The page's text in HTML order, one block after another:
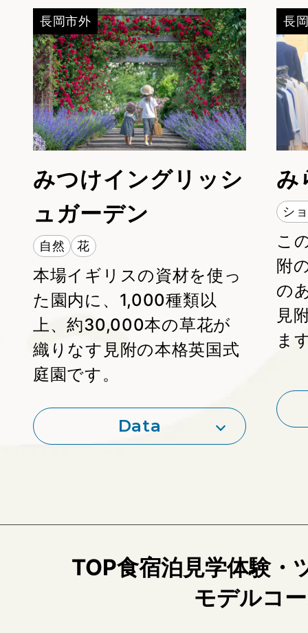
https://nagaoka-navi.or.jp/spot/14642
長岡市外
みつけイングリッシ
ュガーデン
自然 花
本場イギリスの資材を使っ
た園内に、1,000種類以
上、約30,000本の草花が
織りなす見附の本格英国式
庭園です。
Data
MA
長
み
シ
こ
附
の
見
ま
TOP食宿泊見学体験・
モデルコ